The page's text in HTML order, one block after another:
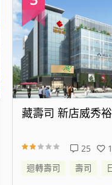
藏壽司 八
迴轉壽司